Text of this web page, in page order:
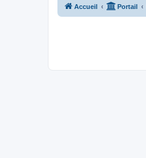
Accueil Portail